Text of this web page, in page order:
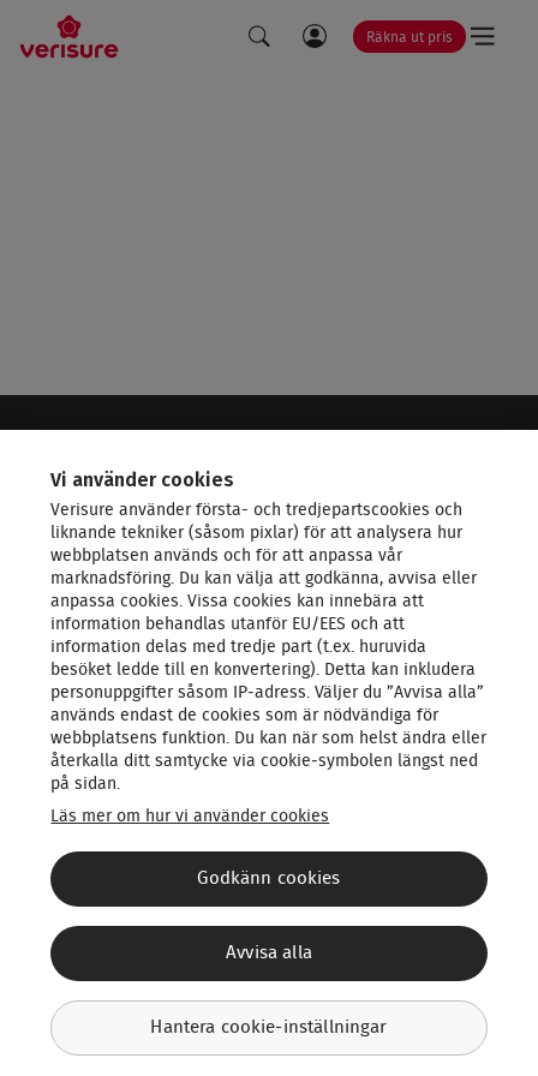
Räkna ut pris
LÄNK
KONTAKTA OSS
LARMSYSTEM
PRODUKTER & TJÄNSTER
OM OSS
Ansvarsfull rapportering
FAQ - Tjänster och avtal
Cookiepolicy
Hantera cookie-inställningar
Vi använder cookies
Verisure använder första- och tredjepartscookies och
liknande tekniker (såsom pixlar) för att analysera hur
webbplatsen används och för att anpassa vår
marknadsföring. Du kan välja att godkänna, avvisa eller
anpassa cookies. Vissa cookies kan innebära att
information behandlas utanför EU/EES och att
information delas med tredje part (t.ex. huruvida
besöket ledde till en konvertering). Detta kan inkludera
personuppgifter såsom IP‑adress. Väljer du ”Avvisa alla”
används endast de cookies som är nödvändiga för
webbplatsens funktion. Du kan när som helst ändra eller
återkalla ditt samtycke via cookie‑symbolen längst ned
på sidan.
Läs mer om hur vi använder cookies
Hantera cookie-inställningar
Avvisa alla
Godkänn cookies